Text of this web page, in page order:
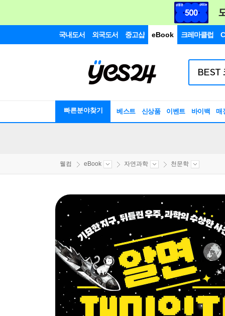
국내도서 외국도서 중고샵 eBook 크레마클럽
빠른분야찾기 베스트 신상품 이벤트 바이백 매
웰컴 eBook 자연과학 천문학